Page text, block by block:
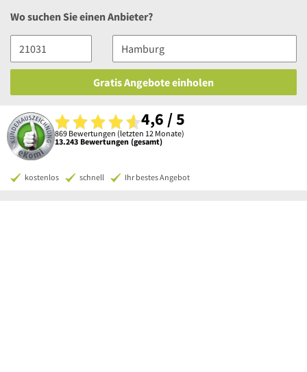
Wo suchen Sie einen Anbieter?
Gratis Angebote einholen
4,6 / 5
869 Bewertungen (letzten 12 Monate)
13.243 Bewertungen (gesamt)
kostenlos schnell Ihr bestes Angebot